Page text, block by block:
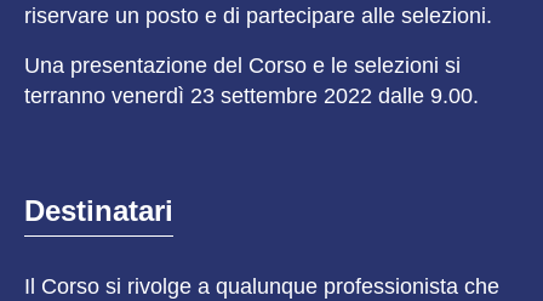
riservare un posto e di partecipare alle selezioni.
Una presentazione del Corso e le selezioni si
terranno venerdì 23 settembre 2022 dalle 9.00.
Destinatari
Il Corso si rivolge a qualunque professionista che